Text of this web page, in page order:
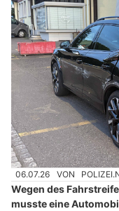
06.07.26 VON
Wegen des
musste eine